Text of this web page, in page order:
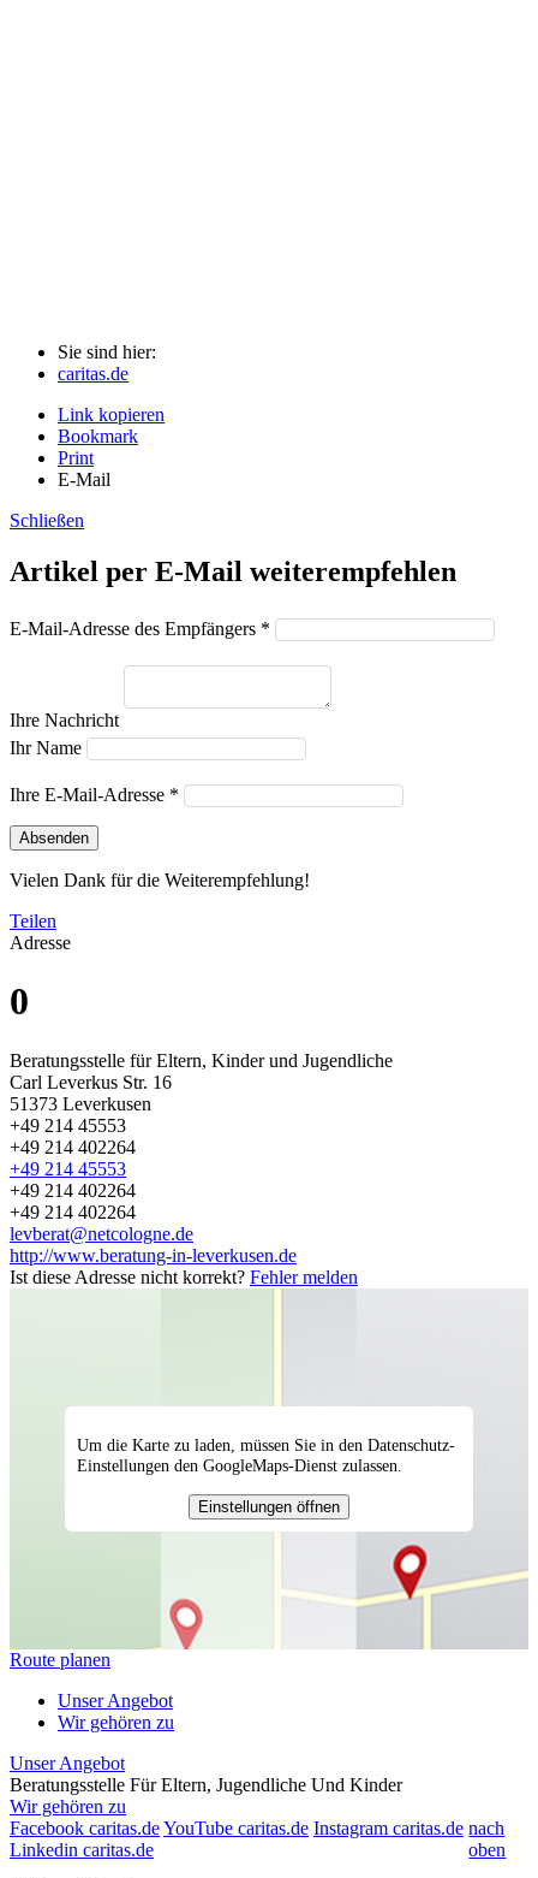
Sie sind hier:
caritas.de
Link kopieren
Bookmark
Print
E-Mail
Schließen
Artikel per E-Mail weiterempfehlen
E-Mail-Adresse des Empfängers *
Ihre Nachricht
Ihr Name
Ihre E-Mail-Adresse *
Absenden
Vielen Dank für die Weiterempfehlung!
Teilen
Adresse
0
Beratungsstelle für Eltern, Kinder und Jugendliche
Carl Leverkus Str. 16
51373 Leverkusen
+49 214 45553
+49 214 402264
+49 214 45553
+49 214 402264
+49 214 402264
levberat@netcologne.de
http://www.beratung-in-leverkusen.de
Ist diese Adresse nicht korrekt? Fehler melden
Um die Karte zu laden, müssen Sie in den Datenschutz-
Einstellungen den GoogleMaps-Dienst zulassen.
Einstellungen öffnen
Route planen
Unser Angebot
Wir gehören zu
Unser Angebot
Beratungsstelle Für Eltern, Jugendliche Und Kinder
Wir gehören zu
Träger/Diözese
Facebook caritas.deYouTube caritas.de Instagram caritas.de
Linkedin caritas.de
nach
oben